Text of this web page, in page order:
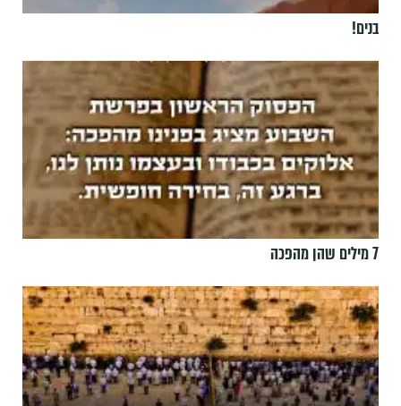
בנים!
7 מילים שהן מהפכה